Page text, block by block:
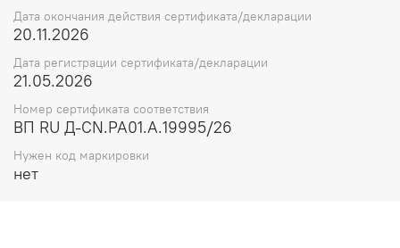
Дата окончания действия сертификата/декларации
20.11.2026
Дата регистрации сертификата/декларации
21.05.2026
Номер сертификата соответствия
ВП RU Д-CN.РА01.А.19995/26
Нужен код маркировки
нет